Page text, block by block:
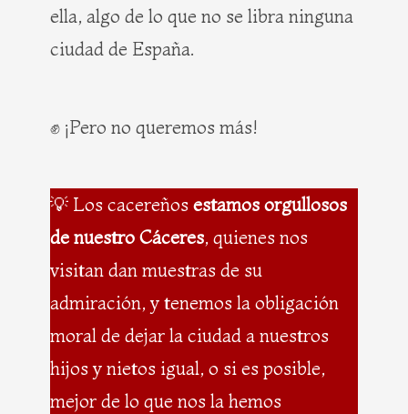
ella, algo de lo que no se libra ninguna
ciudad de España.
✊ ¡Pero no queremos más!
💡 Los cacereños estamos orgullosos
de nuestro Cáceres, quienes nos
visitan dan muestras de su
admiración, y tenemos la obligación
moral de dejar la ciudad a nuestros
hijos y nietos igual, o si es posible,
mejor de lo que nos la hemos